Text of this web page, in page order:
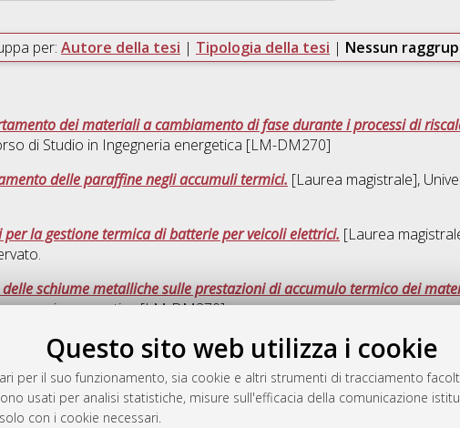
Questo sito web utilizza i cookie
per il suo funzionamento, sia cookie e altri strumenti di tracciamento
usati per analisi statistiche, misure sull'efficacia della comunicazione
con i cookie necessari.
per: Autore della tesi | Tipologia della tesi | Nessun
dei materiali a cambiamento di fase durante i processi di
di Studio in Ingegneria energetica [LM-DM270]
delle paraffine negli accumuli termici. [Laurea magistrale],
la gestione termica di batterie per veicoli elettrici. [Laurea
schiume metalliche sulle prestazioni di accumulo termico dei
energetica [LM-DM270]